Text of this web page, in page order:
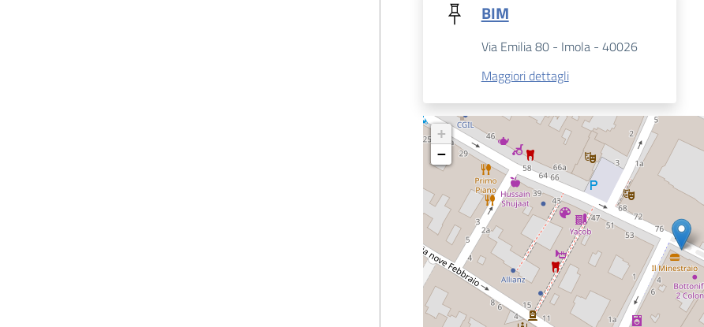
BIM
Via Emilia 80 - Imola - 40026
Maggiori dettagli
+
−